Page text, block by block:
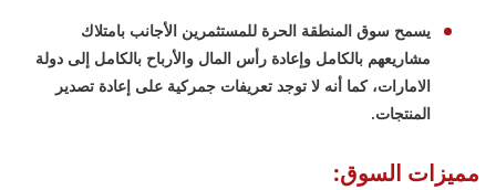
يسمح سوق المنطقة الحرة للمستثمرين الأجانب بامتلاك
مشاريعهم بالكامل وإعادة رأس المال والأرباح بالكامل إلى دولة
الامارات، كما أنه لا توجد تعريفات جمركية على إعادة تصدير
المنتجات.
مميزات السوق: